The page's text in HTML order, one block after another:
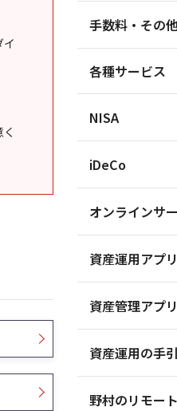
手数料・その
各種サービス
NISA
iDeCo
オンラインサ
資産運用アプ
資産管理アプ
資産運用の手
野村のリモー